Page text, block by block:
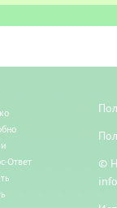
Ответ
©